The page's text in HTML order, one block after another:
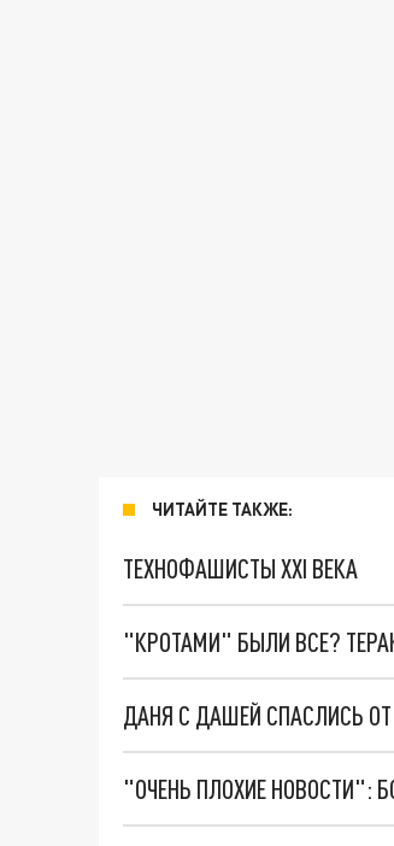
ЧИТАЙТЕ ТАКЖЕ:
ТЕХНОФАШИСТЫ XXI ВЕКА
"КРОТАМИ" БЫЛИ ВСЕ?
ДАНЯ С ДАШЕЙ СПАСЛИСЬ